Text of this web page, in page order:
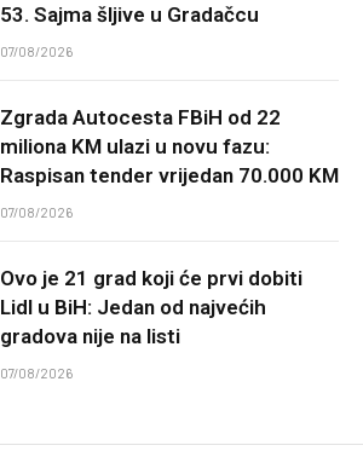
53. Sajma šljive u Gradačcu
07/08/2026
Zgrada Autocesta FBiH od 22
miliona KM ulazi u novu fazu:
Raspisan tender vrijedan 70.000 KM
07/08/2026
Ovo je 21 grad koji će prvi dobiti
Lidl u BiH: Jedan od najvećih
gradova nije na listi
07/08/2026